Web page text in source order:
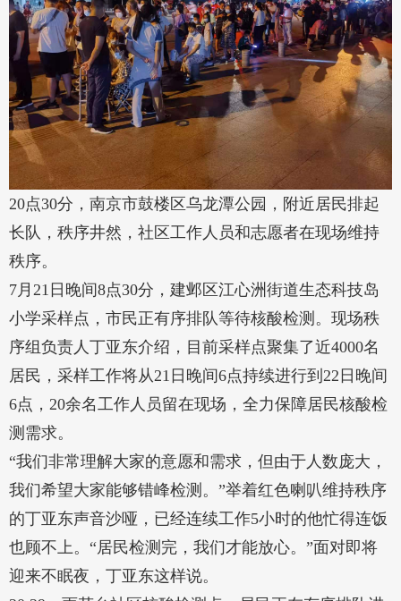
20点30分，南京市鼓楼区乌龙潭公园，附近居民排起
长队，秩序井然，社区工作人员和志愿者在现场维持
秩序。
7月21日晚间8点30分，建邺区江心洲街道生态科技岛
小学采样点，市民正有序排队等待核酸检测。现场秩
序组负责人丁亚东介绍，目前采样点聚集了近4000名
居民，采样工作将从21日晚间6点持续进行到22日晚间
6点，20余名工作人员留在现场，全力保障居民核酸检
测需求。
“我们非常理解大家的意愿和需求，但由于人数庞大，
我们希望大家能够错峰检测。”举着红色喇叭维持秩序
的丁亚东声音沙哑，已经连续工作5小时的他忙得连饭
也顾不上。“居民检测完，我们才能放心。”面对即将
迎来不眠夜，丁亚东这样说。